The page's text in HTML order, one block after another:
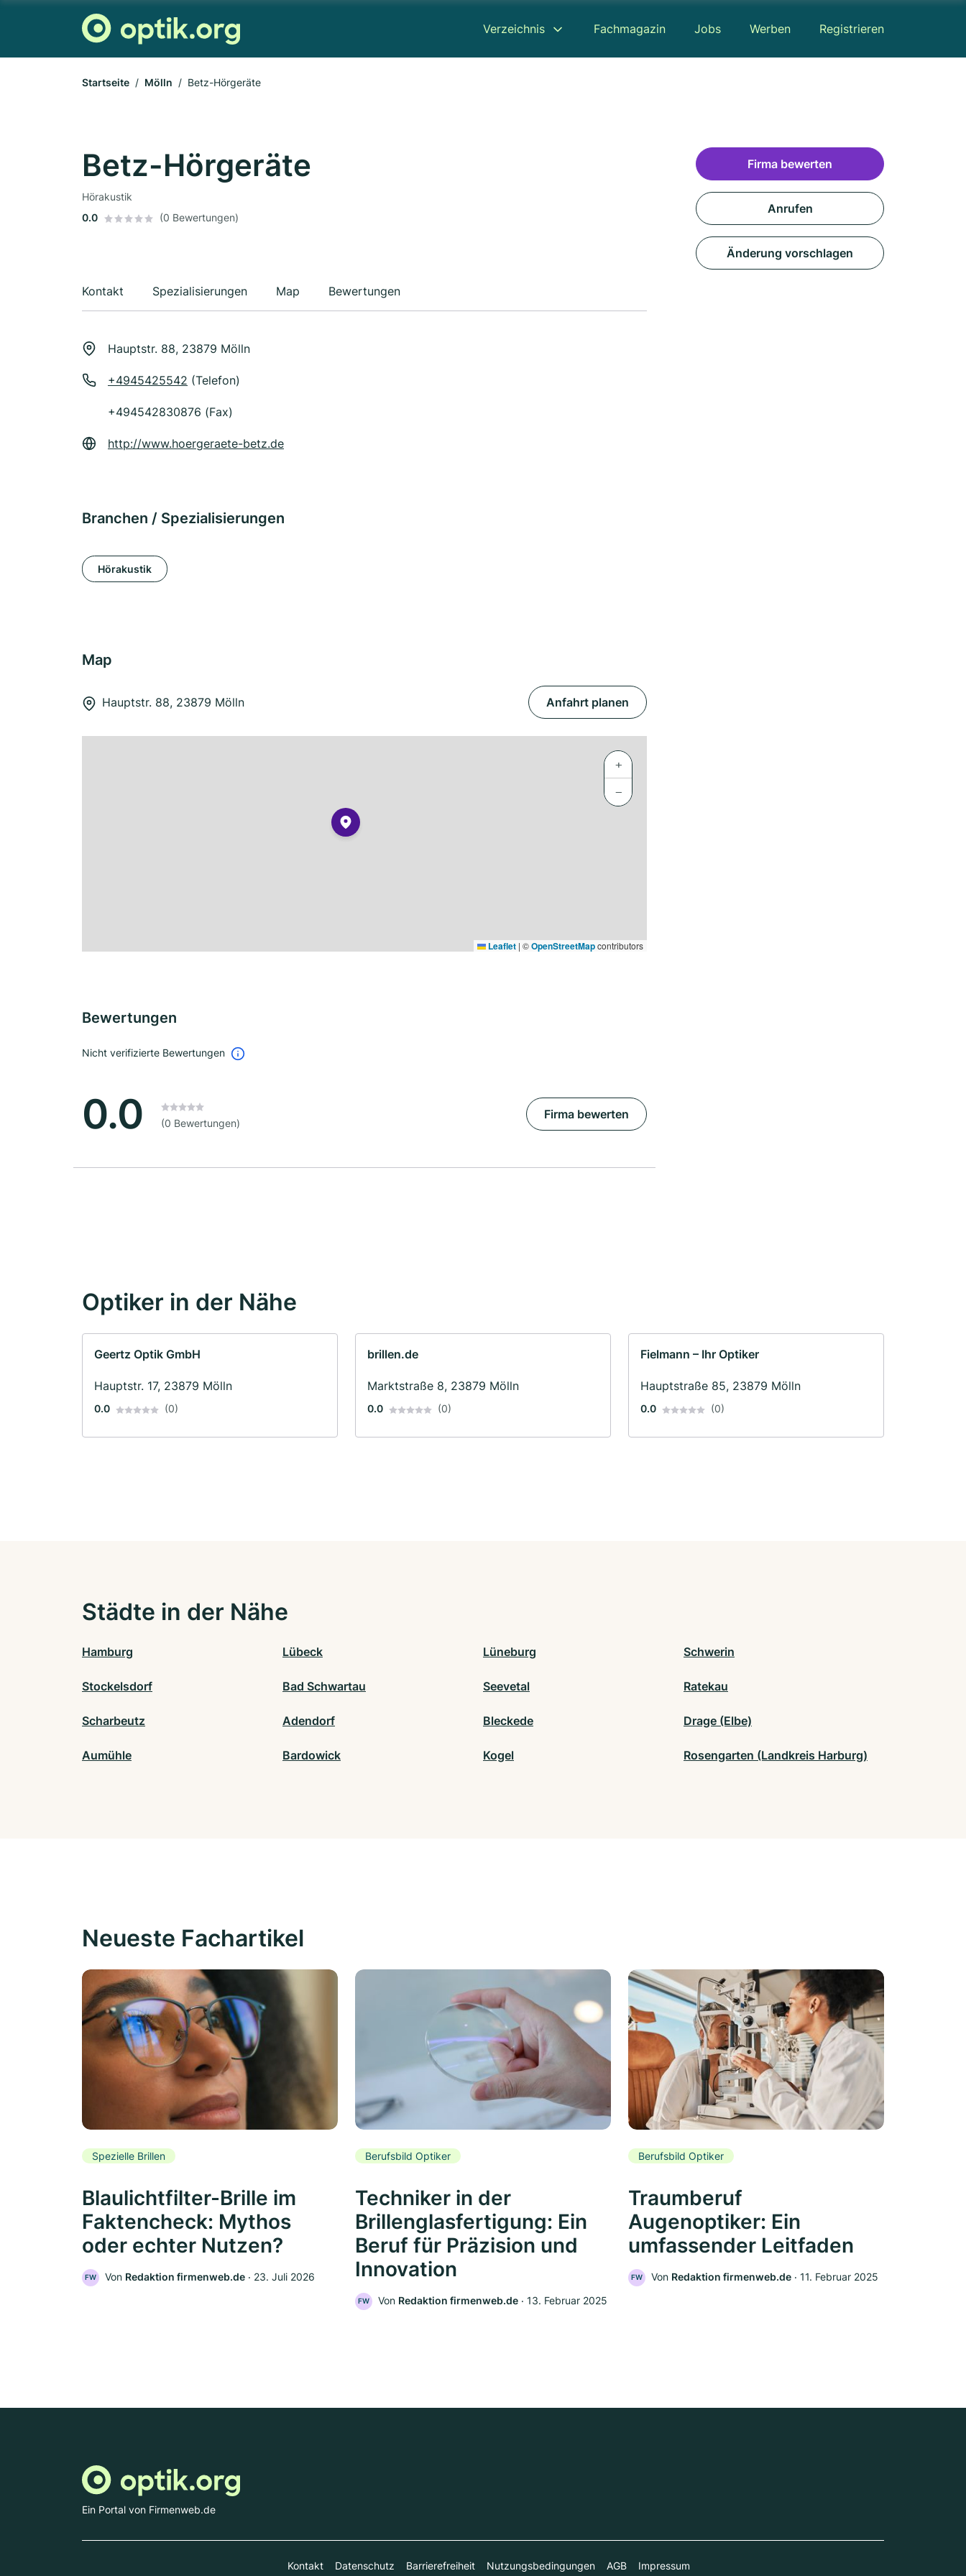
Verzeichnis Fachmagazin Jobs Werben Registrieren
Startseite Mölln Betz-Hörgeräte
Betz-Hörgeräte
Hörakustik
0.0
(0 Bewertungen)
Kontakt Spezialisierungen Map Bewertungen
Hauptstr. 88, 23879 Mölln
+4945425542 (Telefon)
+494542830876 (Fax)
http://www.hoergeraete-betz.de
Branchen / Spezialisierungen
Hörakustik
Map
Hauptstr. 88, 23879 Mölln Anfahrt planen
+
−
Leaflet | ©OpenStreetMapcontributors
Bewertungen
Nicht verifizierte Bewertungen
0.0 (0 Bewertungen)
Firma bewerten
Firma bewerten
Anrufen
Änderung vorschlagen
Optiker in der Nähe
Geertz Optik GmbH
Hauptstr. 17, 23879 Mölln
0.0 (0)
brillen.de
Marktstraße 8, 23879 Mölln
0.0 (0)
Fielmann – Ihr Optiker
Hauptstraße 85, 23879 Mölln
0.0 (0)
Städte in der Nähe
Hamburg Lübeck Lüneburg Schwerin
Stockelsdorf Bad Schwartau Seevetal Ratekau
Scharbeutz Adendorf Bleckede Drage (Elbe)
Aumühle Bardowick Kogel Rosengarten (Landkreis Harburg)
Neueste Fachartikel
Spezielle Brillen
Blaulichtfilter-Brille im
Faktencheck: Mythos
oder echter Nutzen?
FW Von Redaktion firmenweb.de ‧ 23. Juli 2026
Berufsbild Optiker
Techniker in der
Brillenglasfertigung: Ein
Beruf für Präzision und
Innovation
FW Von Redaktion firmenweb.de ‧ 13. Februar 2025
Berufsbild Optiker
Traumberuf
Augenoptiker: Ein
umfassender Leitfaden
FW Von Redaktion firmenweb.de ‧ 11. Februar 2025
Ein Portal von Firmenweb.de
Kontakt Datenschutz Barrierefreiheit Nutzungsbedingungen AGB Impressum